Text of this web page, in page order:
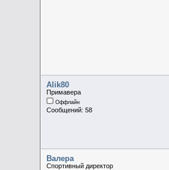
Alik80
Примавера
Оффлайн
Сообщений: 58
Валера
Спортивный директор